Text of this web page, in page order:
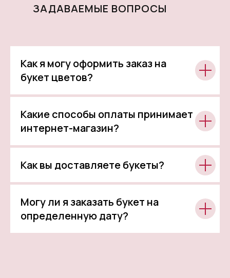
ЗАДАВАЕМЫЕ ВОПРОСЫ
Как я могу оформить заказ на
букет цветов?
Какие способы оплаты принимает
интернет-магазин?
Как вы доставляете букеты?
Могу ли я заказать букет на
определенную дату?